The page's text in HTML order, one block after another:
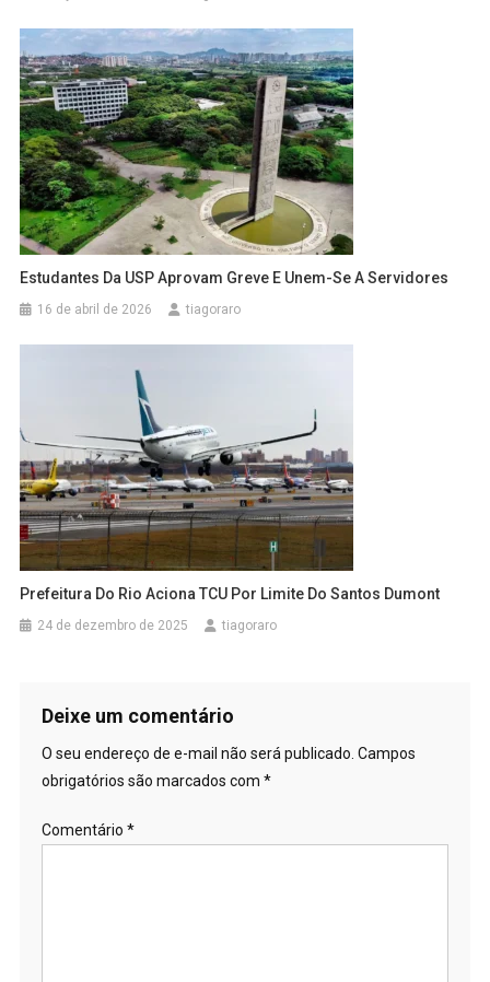
Estudantes Da USP Aprovam Greve E Unem-Se A Servidores
16 de abril de 2026 tiagoraro
Prefeitura Do Rio Aciona TCU Por Limite Do Santos Dumont
24 de dezembro de 2025 tiagoraro
Deixe um comentário
O seu endereço de e-mail não será publicado. Campos
obrigatórios são marcados com *
Comentário *